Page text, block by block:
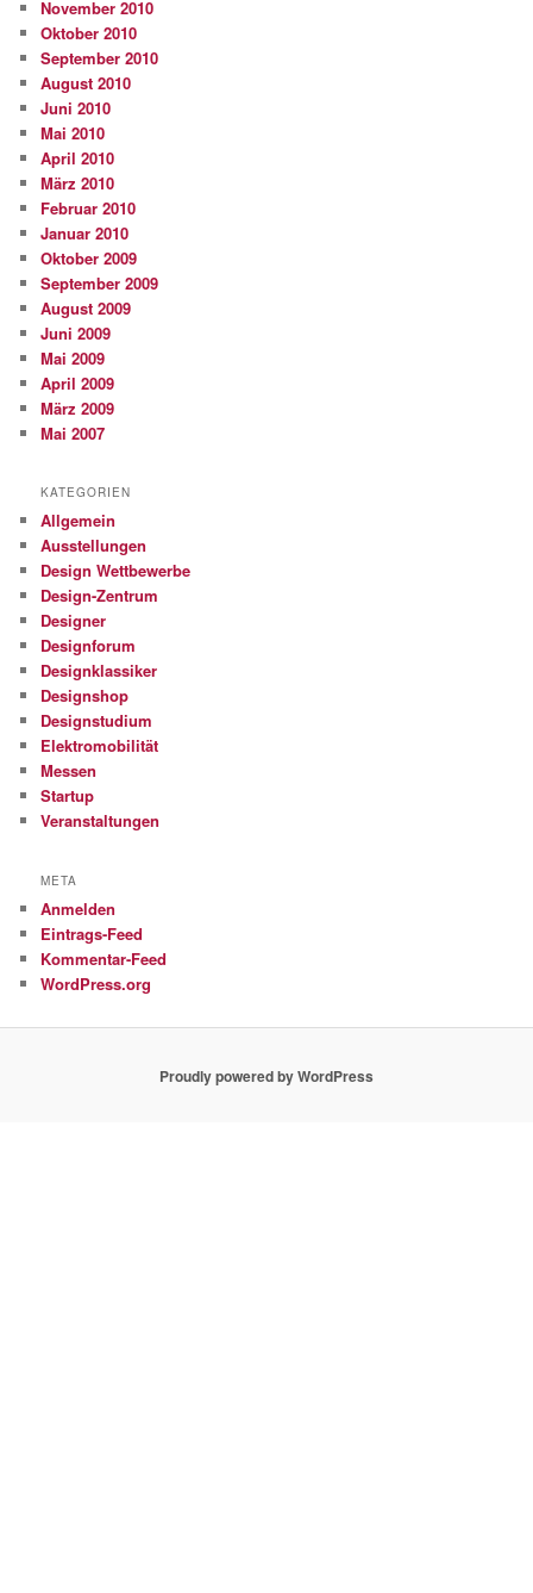
November 2010
Oktober 2010
September 2010
August 2010
Juni 2010
Mai 2010
April 2010
März 2010
Februar 2010
Januar 2010
Oktober 2009
September 2009
August 2009
Juni 2009
Mai 2009
April 2009
März 2009
Mai 2007
KATEGORIEN
Allgemein
Ausstellungen
Design Wettbewerbe
Design-Zentrum
Designer
Designforum
Designklassiker
Designshop
Designstudium
Elektromobilität
Messen
Startup
Veranstaltungen
META
Anmelden
Eintrags-Feed
Kommentar-Feed
WordPress.org
Proudly powered by WordPress